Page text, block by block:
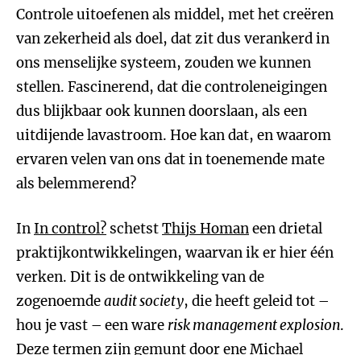
Controle uitoefenen als middel, met het creëren
van zekerheid als doel, dat zit dus verankerd in
ons menselijke systeem, zouden we kunnen
stellen. Fascinerend, dat die controleneigingen
dus blijkbaar ook kunnen doorslaan, als een
uitdijende lavastroom. Hoe kan dat, en waarom
ervaren velen van ons dat in toenemende mate
als belemmerend?
InIn control? schetstThijs Homaneen drietal
praktijkontwikkelingen, waarvan ik er hier één
verken. Dit is de ontwikkeling van de
zogenoemdeaudit society, die heeft geleid tot –
hou je vast – een ware risk management explosion.
Deze termen zijn gemunt door ene Michael